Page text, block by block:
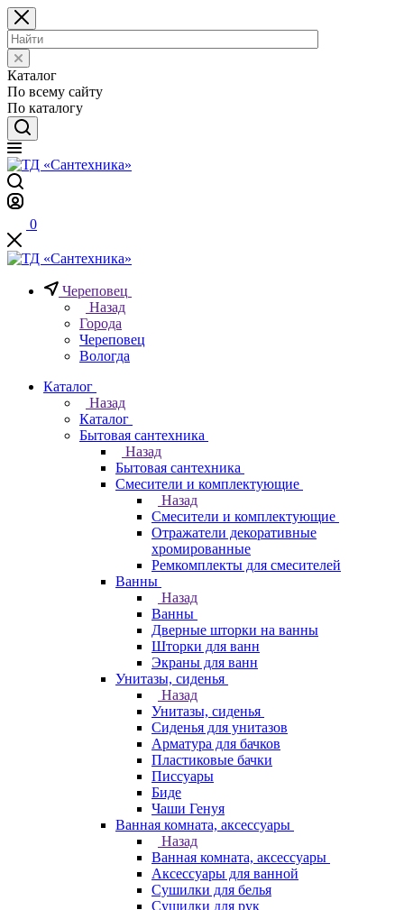
Каталог
По всему сайту
По каталогу
0
Череповец
Назад
Города
Череповец
Вологда
Каталог
Назад
Каталог
Бытовая сантехника
Назад
Бытовая сантехника
Смесители и комплектующие
Назад
Смесители и комплектующие
Отражатели декоративные
хромированные
Ремкомплекты для смесителей
Ванны
Назад
Ванны
Дверные шторки на ванны
Шторки для ванн
Экраны для ванн
Унитазы, сиденья
Назад
Унитазы, сиденья
Сиденья для унитазов
Арматура для бачков
Пластиковые бачки
Писсуары
Биде
Чаши Генуя
Ванная комната, аксессуары
Назад
Ванная комната, аксессуары
Аксессуары для ванной
Сушилки для белья
Сушилки для рук